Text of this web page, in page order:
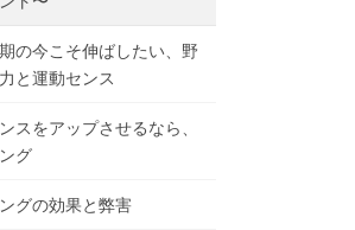
の今こそ伸ばしたい、野
と運動センス
スをアップさせるなら、
グ
グの効果と弊害